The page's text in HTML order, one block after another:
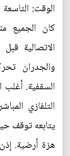
كان الجميع
الاتصالية
والجدران
السقفية. أغلب
التلفازي
يتابعه توقف
هزة أرضية.